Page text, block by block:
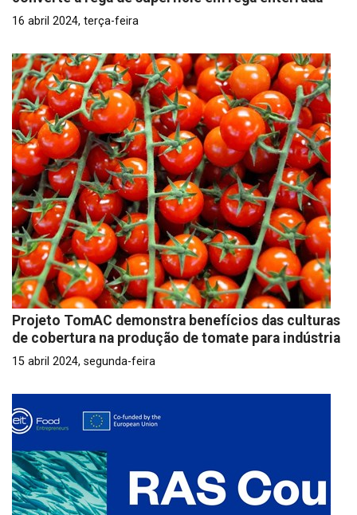
16 abril 2024, terça-feira
Projeto TomAC demonstra benefícios das culturas
de cobertura na produção de tomate para indústria
15 abril 2024, segunda-feira